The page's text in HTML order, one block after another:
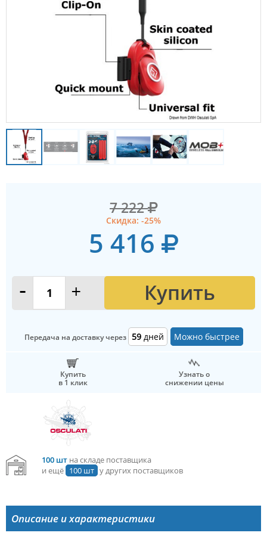
7 222
Скидка: -25%
5 416
- + Купить
Передача на доставку через 59 дней Можно быстрее
Купить
в 1 клик
Узнать о
снижении цены
100 штна складе поставщика
и ещё 100 шт у других поставщиков
Описание и характеристики